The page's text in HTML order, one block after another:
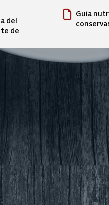
del
de
Guia